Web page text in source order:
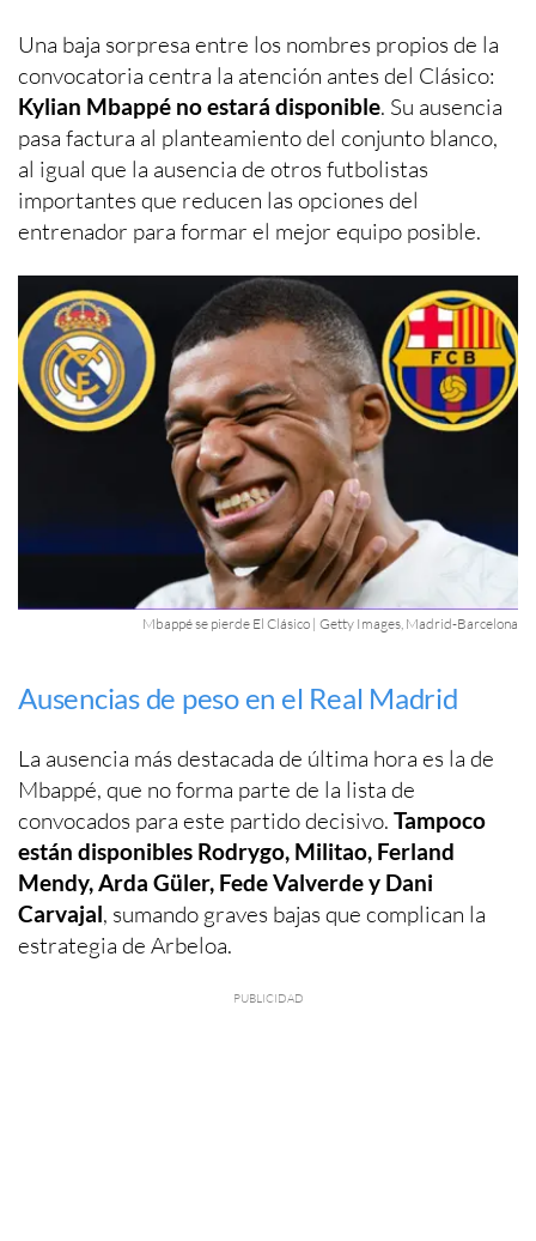
Una baja sorpresa entre los nombres propios de la
convocatoria centra la atención antes del Clásico:
Kylian Mbappé no estará disponible. Su ausencia
pasa factura al planteamiento del conjunto blanco,
al igual que la ausencia de otros futbolistas
importantes que reducen las opciones del
entrenador para formar el mejor equipo posible.
Mbappé se pierde El Clásico | Getty Images, Madrid-Barcelona
Ausencias de peso en el Real Madrid
La ausencia más destacada de última hora es la de
Mbappé, que no forma parte de la lista de
convocados para este partido decisivo. Tampoco
están disponibles Rodrygo, Militao, Ferland
Mendy, Arda Güler, Fede Valverde y Dani
Carvajal, sumando graves bajas que complican la
estrategia de Arbeloa.